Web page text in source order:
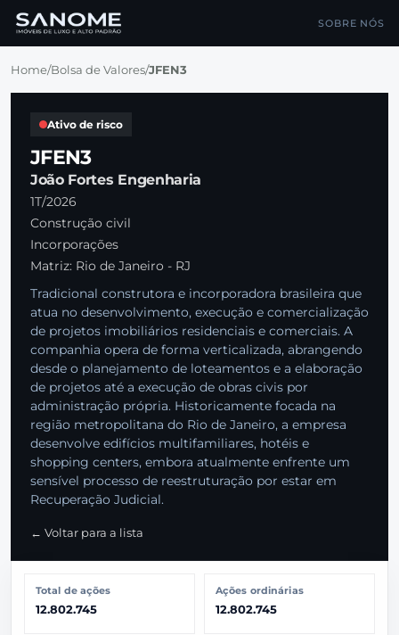
SOBRE NÓS
Home/Bolsa de Valores/JFEN3
Ativo de risco
JFEN3
João Fortes Engenharia
1T/2026
Construção civil
Incorporações
Matriz: Rio de Janeiro - RJ
Tradicional construtora e incorporadora brasileira que
atua no desenvolvimento, execução e comercialização
de projetos imobiliários residenciais e comerciais. A
companhia opera de forma verticalizada, abrangendo
desde o planejamento de loteamentos e a elaboração
de projetos até a execução de obras civis por
administração própria. Historicamente focada na
região metropolitana do Rio de Janeiro, a empresa
desenvolve edifícios multifamiliares, hotéis e
shopping centers, embora atualmente enfrente um
sensível processo de reestruturação por estar em
Recuperação Judicial.
← Voltar para a lista
Total de ações
12.802.745
Ações ordinárias
12.802.745